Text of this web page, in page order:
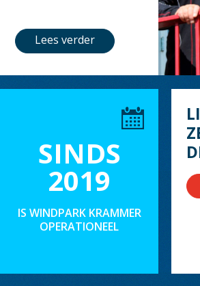
Lees verder
SINDS
2019
IS WINDPARK KRAMMER
OPERATIONEEL